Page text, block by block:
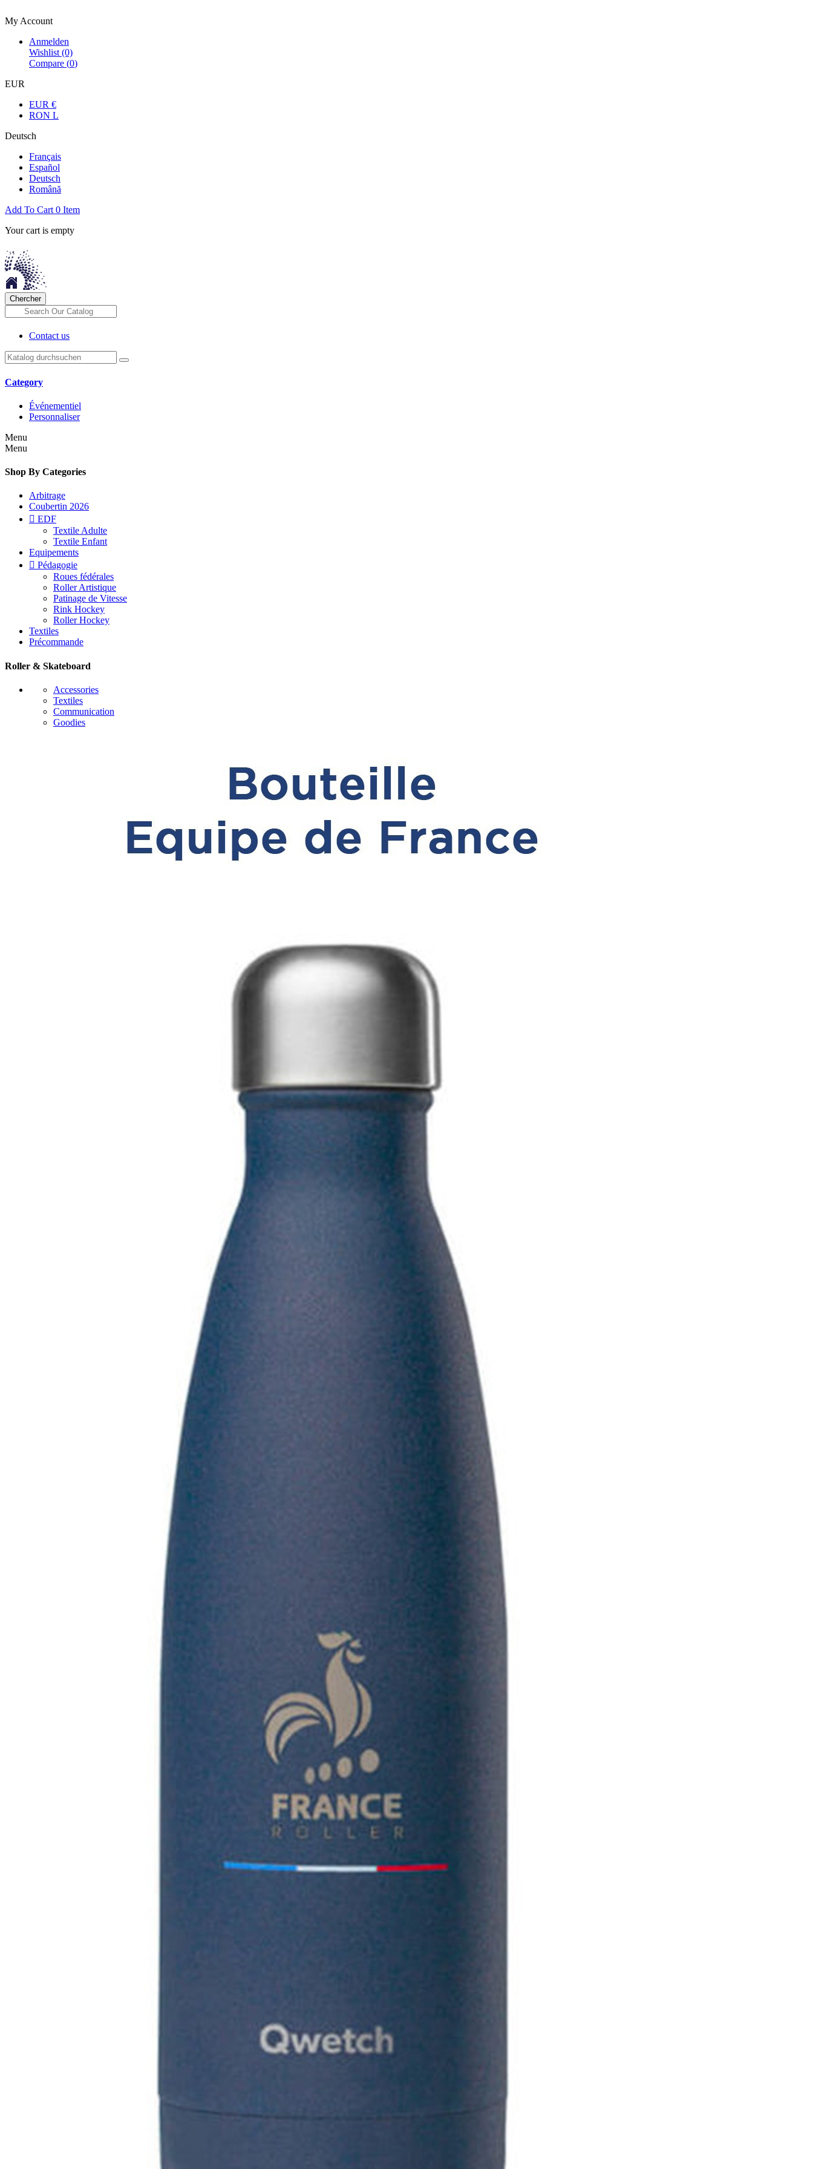
My Account
Anmelden
Wishlist (0)
Compare (0)
EUR
EUR €
RON L
Deutsch
Français
Español
Deutsch
Română
Add To Cart 0 Item
Your cart is empty
Chercher
Contact us
Category
Événementiel
Personnaliser
Menu
Menu
Shop By Categories
Arbitrage
Coubertin 2026
 EDF
Textile Adulte
Textile Enfant
Equipements
 Pédagogie
Roues fédérales
Roller Artistique
Patinage de Vitesse
Rink Hockey
Roller Hockey
Textiles
Précommande
Roller & Skateboard
Accessories
Textiles
Communication
Goodies